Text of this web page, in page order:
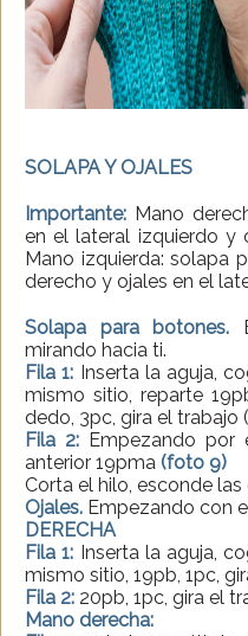
SOLAPA Y OJALES
Importante: Mano
en el lateral izquierdo y
Mano izquierda: solapa
derecho y ojales en el
Solapa para botones.
mirando hacia ti.
Fila 1: Inserta la aguja,
mismo sitio, reparte
dedo, 3pc, gira el trabajo
Fila 2: Empezando
anterior 19pma (foto 9)
Corta el hilo, esconde las
Ojales. Empezando con
DERECHA
Fila 1: Inserta la aguja,
mismo sitio, 19pb, 1pc,
Fila 2: 20pb, 1pc, gira el
Mano derecha: